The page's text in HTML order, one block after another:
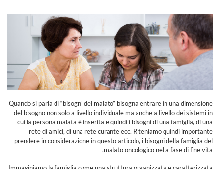
Quando si parla di “bisogni del malato” bisogna entrare in una dimensione
del bisogno non solo a livello individuale ma anche a livello dei sistemi in
cui la persona malata è inserita e quindi i bisogni di una famiglia, di una
rete di amici, di una rete curante ecc. Riteniamo quindi importante
prendere in considerazione in questo articolo, i bisogni della famiglia del
malato oncologico nella fase di fine vita.